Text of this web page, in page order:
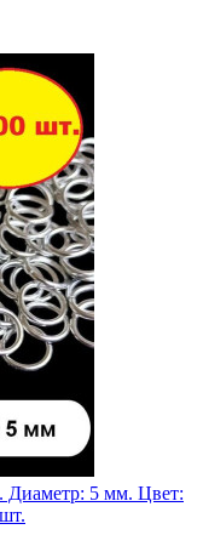
Диаметр: 5 мм. Цвет: